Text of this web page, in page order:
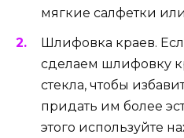
мягкие салфетки
Шлифовка краев.
сделаем шлифовку
стекла, чтобы
придать им более
этого используйте